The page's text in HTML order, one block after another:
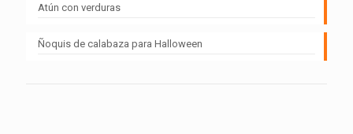
Atún con verduras
Ñoquis de calabaza para Halloween